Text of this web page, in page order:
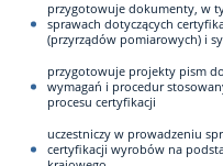
przygotowuje dokumenty, w
sprawach dotyczących
(przyrządów pomiarowych) i
przygotowuje projekty pism
wymagań i procedur
procesu certyfikacji
uczestniczy w prowadzeniu
certyfikacji wyrobów na